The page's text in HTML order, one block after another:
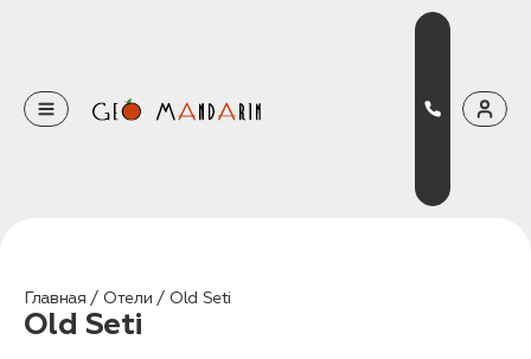
Главная Отели Old Seti
Old Seti
Оставьте свои данные
Наш менеджер скоро свяжется с вами
Нажимая на кнопку, вы соглашаетесь с условиями